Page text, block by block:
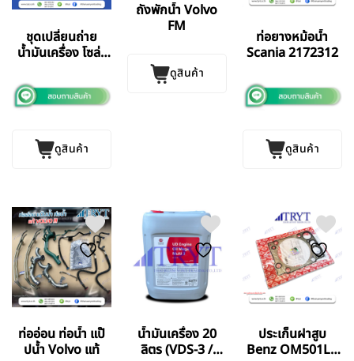
ชุดเปลี่ยนถ่าย
น้ำมันเครื่อง โซล่า
ดูสินค้า
ถังพักน้ำ Volvo
FM
ดูสินค้า
ท่อยางหม้อน้ำ
Scania 2172312
ดูสินค้า
ท่ออ่อน ท่อน้ำ แป๊
ปน้ำ Volvo แท้
น้ำมันเครื่อง 20
ลิตร (VDS-3 /
ประเก็นฝาสูบ
Benz OM501LA